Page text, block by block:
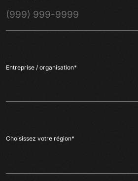
Entreprise / organisation*
Choisissez votre région*